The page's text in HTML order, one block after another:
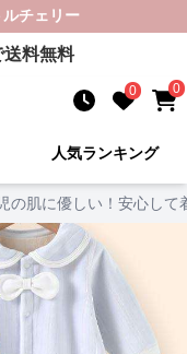
ルチェリー
料無料
0 0
人気ランキング
の肌に優しい！安心し